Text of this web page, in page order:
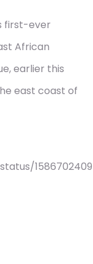
first-ever
African
earlier this
east coast of